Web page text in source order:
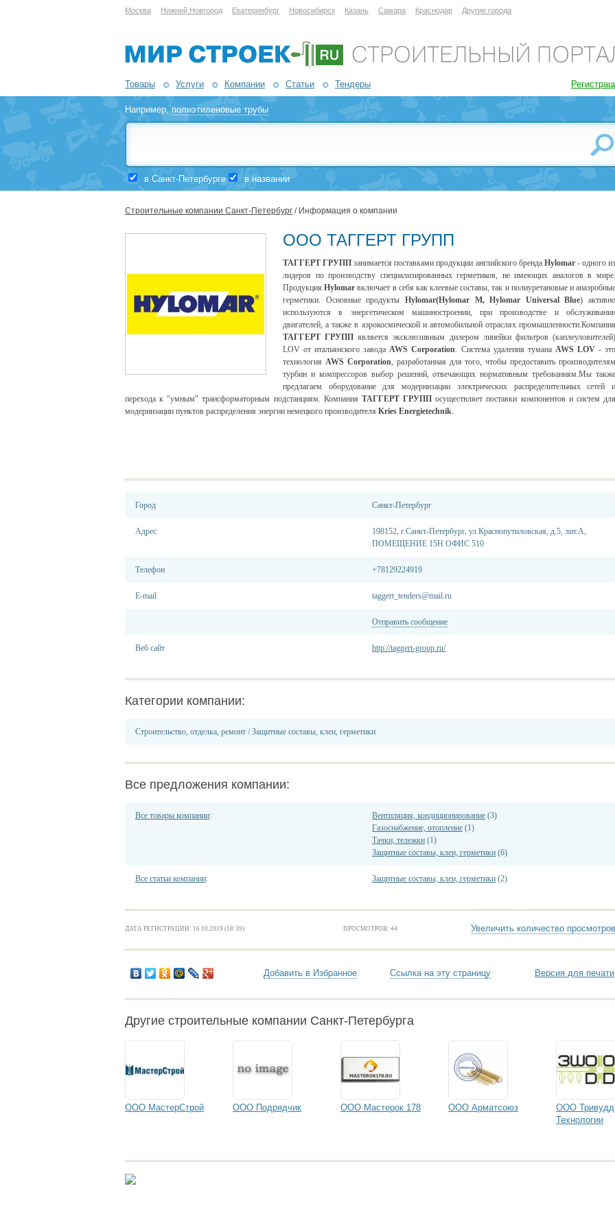
Москва Нижний Новгород Екатеринбург Новосибирск Казань Самара Краснодар Другие города
Товары Услуги Компании Статьи Тендеры
Например,полиэтиленовые трубы
в Санкт-Петербурге в названии
Строительные компании Санкт-Петербург / Информация о компании
ООО ТАГГЕРТ ГРУПП
ТАГГЕРТ ГРУПП занимается поставками продукции английского бренда Hylomar- одного из
лидеров по производству специализированных герметиков, не имеющих аналогов в мире.
ПродукцияHylomar включает в себя как клеевые составы, так и полиуретановые и анаэробные
герметики. Основные продукты Hylomar(Hylomar M, Hylomar Universal Blue) активно
используются в энергетическом машиностроении, при производстве и обслуживании
двигателей, а также в аэрокосмической и автомобильной отраслях промышленности.Компания
ТАГГЕРТ ГРУПП является эксклюзивным дилером линейки фильтров (каплеуловителей)
LOV от итальянского заводаAWS Corporation. Система удаления тумана AWS LOV- это
технология AWS Corporation, разработанная для того, чтобы предоставить производителям
турбин и компрессоров выбор решений, отвечающих нормативным требованиям.Мы также
предлагаем оборудование для модернизации электрических распределительных сетей и
перехода к "умным" трансформаторным подстанциям. Компания ТАГГЕРТ ГРУПП осуществляет поставки компонентов и систем для
модернизации пунктов распределения энергии немецкого производителя Kries Energietechnik.
Город Санкт-Петербург
Адрес
198152, г.Санкт-Петербург, ул.Краснопутиловская, д.5, лит.А,
ПОМЕЩЕНИЕ 15Н ОФИС 510
Телефон +78129224919
E-mail taggert_tenders@mail.ru
Отправить сообщение
Веб сайт http://taggert-group.ru/
Категории компании:
Строительство, отделка, ремонт /Защитные составы, клеи, герметики
Все предложения компании:
Все товары компании: Вентиляция, кондиционирование (3)
Газоснабжение, отопление (1)
Тачки, тележки (1)
Защитные составы, клеи, герметики (6)
Все статьи компании: Защитные составы, клеи, герметики (2)
ДАТА РЕГИСТРАЦИИ: 16.10.2019 (18:39) ПРОСМОТРОВ: 44 Увеличить количество просмотров
Добавить в Избранное Ссылка на эту страницу Версия для печати
Другие строительные компании Санкт-Петербурга
ООО МастерСтрой ООО Подрядчик ООО Мастерок 178 ООО Арматсоюз
ООО Тривудд
Технологии